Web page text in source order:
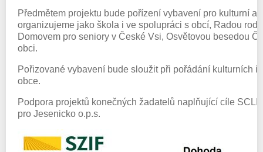
Předmětem projektu bude pořízení vybavení pro kulturní a
organizujeme jako škola i ve spolupráci s obcí, Radou
Domovem pro seniory v České Vsi, Osvětovou besedou
obci.
Pořizované vybavení bude sloužit při pořádání kulturních i
obce.
Podpora projektů konečných žadatelů naplňující cíle
pro Jesenicko o.p.s.